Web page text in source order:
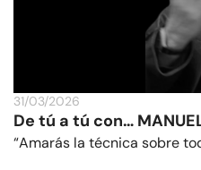
31/03/2026
De tú a tú con…
“Amarás la técnica sobre